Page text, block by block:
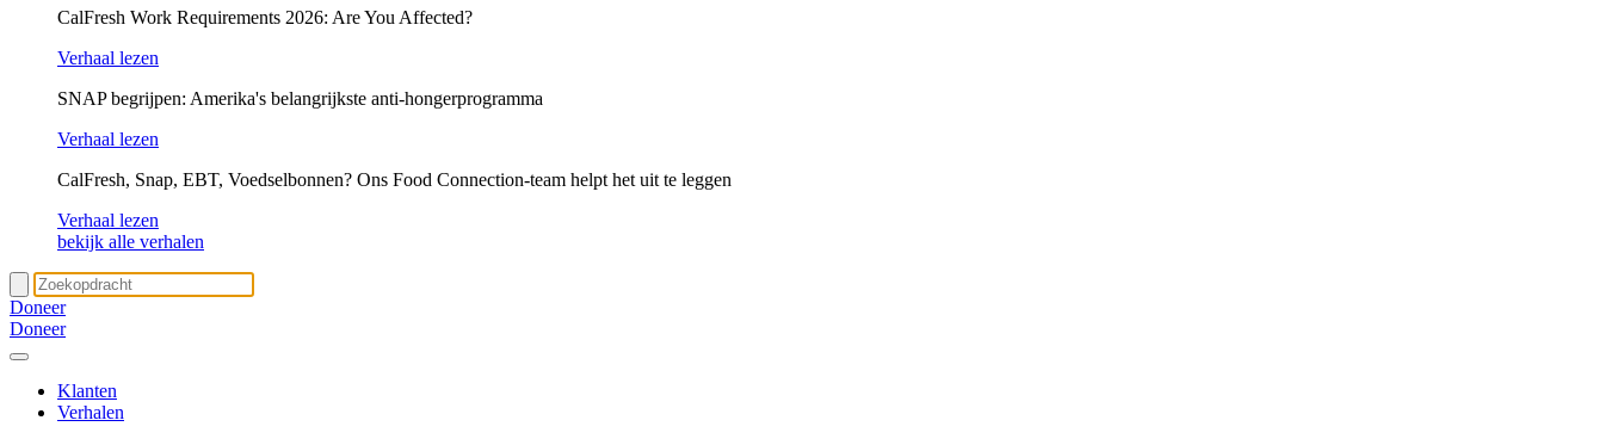
CalFresh Work Requirements 2026: Are You Affected?
Verhaal lezen
SNAP begrijpen: Amerika's belangrijkste anti-hongerprogramma
Verhaal lezen
CalFresh, Snap, EBT, Voedselbonnen? Ons Food Connection-team helpt het uit te leggen
Verhaal lezen
bekijk alle verhalen
Doneer
Doneer
Klanten
Verhalen